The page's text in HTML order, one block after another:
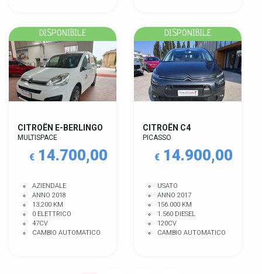
DISPONIBILE
CITROËN E-BERLINGO
MULTISPACE
€14.700,00
AZIENDALE
ANNO 2018
13.200 KM
0 ELETTRICO
47CV
CAMBIO AUTOMATICO
DISPONIBILE
CITROËN C4
PICASSO
€14.900,00
USATO
ANNO 2017
156.000 KM
1.560 DIESEL
120CV
CAMBIO AUTOMATICO